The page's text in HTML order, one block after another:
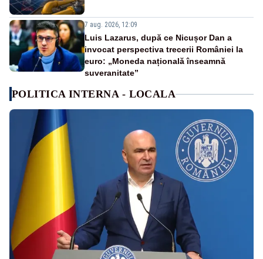
7 aug. 2026, 12:09
Luis Lazarus, după ce Nicușor Dan a
invocat perspectiva trecerii României la
euro: „Moneda națională înseamnă
suveranitate”
POLITICA INTERNA - LOCALA